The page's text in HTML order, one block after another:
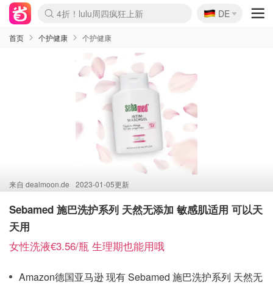
Boticinal 夏促开抢！
4折！lulu周四疯狂上新
还没结束！&OtherStories大促
Joybuy变相75折 随时失效
速领！Stanley独家85折
疑似霸哥！Camper额外叠85折
Zalando 奥莱闪促！每日更新
Moncler反季囤！5折起+叠9折
Coach Brooklyn仅€192
🇩🇪
DE
首页 个护健康 个护健康
来自 dealmoon.de 2023-01-05更新
Sebamed 施巴洗护系列 天然无添加 敏感肌适用 可以天
天用
女性洗液€3.56/瓶 生理期也能用哦
Amazon德国亚马逊 现有 Sebamed 施巴洗护系列 天然无